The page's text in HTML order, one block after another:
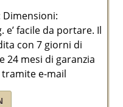
Dimensioni:
e’ facile da portare. Il
con 7 giorni di
24 mesi di garanzia
e-mail